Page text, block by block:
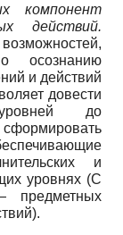
компонент
действий.
осознанию
и действий
довести
уровней до
и
уровнях (С
предметных